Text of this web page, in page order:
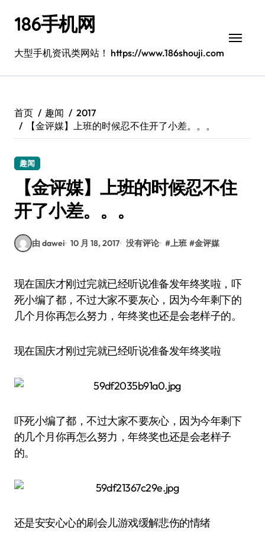
186手机网
大型手机资讯类网站！ https://www.186shouji.com
首页 趣闻
2017
【金评媒】上班的时候忍不住开了小差。。。
趣闻
【金评媒】上班的时候忍不住
开了小差。。。
由 dawei 10 月 18, 2017 没有评论 # 上班 #金评媒
现在国庆才刚过完就已经听说准备发年终奖啦，吓
死小编了都，不过大家不要灰心，因为今年剩下的
几个月你再怎么努力，年终奖也还是会老样子的。
现在国庆才刚过完就已经听说准备发年终奖啦
吓死小编了都，不过大家不要灰心，因为今年剩下
的几个月你再怎么努力，年终奖也还是会老样子
的。
还是安安心心的刷会儿游戏缓解悲伤的情绪